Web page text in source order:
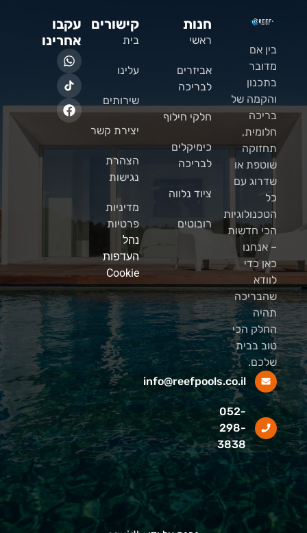
בין אם
מדובר
בתכנון
והקמה של
בריכה
חלומית,
תחזוקה
שוטפת או
שדרוג עם
כל
הטכנולוגיות
הכי חדשות
– אנחנו
כאן כדי
לוודא
שהבריכה
תהיה
החלק הכי
טוב בבית
שלכם.
info@reefpools.co.il
052-
298-
3838
חנות
ראשי
אביזרים
לבריכה
חלקי חילוף
כימיקלים
לבריכה
ציוד נלווה
רובוטים
קישורים
בית
עלינו
שירותים
יצירת קשר
הצהרת
נגישות
מדיניות
פרטיות
נהל
העדפות
Cookie
עקבו
אחרינו